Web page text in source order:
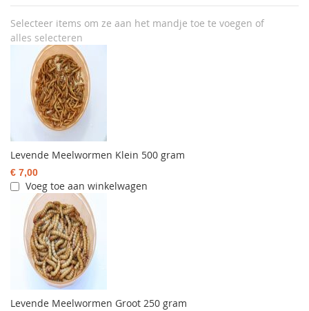
Selecteer items om ze aan het mandje toe te voegen of
alles selecteren
Levende Meelwormen Klein 500 gram
€ 7,00
Voeg toe aan winkelwagen
Levende Meelwormen Groot 250 gram